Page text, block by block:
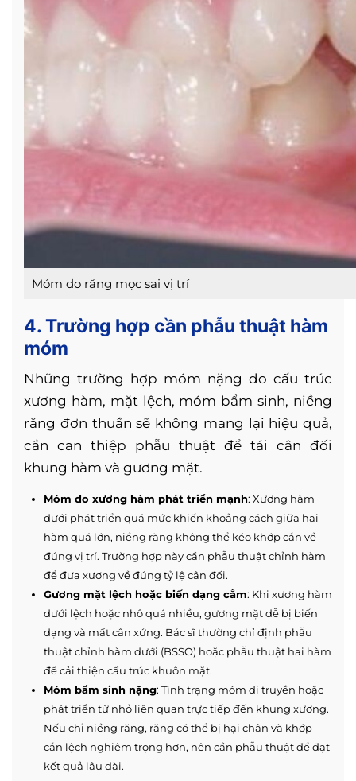
Móm do răng mọc sai vị trí
4. Trường hợp cần phẫu thuật hàm
móm
Những trường hợp móm nặng do cấu trúc
xương hàm, mặt lệch, móm bẩm sinh, niềng
răng đơn thuần sẽ không mang lại hiệu quả,
cần can thiệp phẫu thuật để tái cân đối
khung hàm và gương mặt.
Móm do xương hàm phát triển mạnh: Xương hàm
dưới phát triển quá mức khiến khoảng cách giữa hai
hàm quá lớn, niềng răng không thể kéo khớp cắn về
đúng vị trí. Trường hợp này cần phẫu thuật chỉnh hàm
để đưa xương về đúng tỷ lệ cân đối.
Gương mặt lệch hoặc biến dạng cằm: Khi xương hàm
dưới lệch hoặc nhô quá nhiều, gương mặt dễ bị biến
dạng và mất cân xứng. Bác sĩ thường chỉ định phẫu
thuật chỉnh hàm dưới (BSSO) hoặc phẫu thuật hai hàm
để cải thiện cấu trúc khuôn mặt.
Móm bẩm sinh nặng: Tình trạng móm di truyền hoặc
phát triển từ nhỏ liên quan trực tiếp đến khung xương.
Nếu chỉ niềng răng, răng có thể bị hại chân và khớp
cắn lệch nghiêm trọng hơn, nên cần phẫu thuật để đạt
kết quả lâu dài.